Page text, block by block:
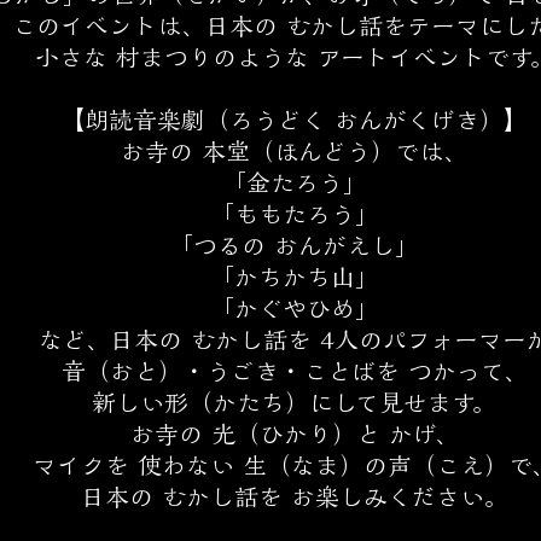
このイベントは、日本の むかし話をテーマにし
小さな 村まつりのような アートイベントです。
【朗読音楽劇（ろうどく おんがくげき）】
お寺の 本堂（ほんどう）では、
「金たろう」
「ももたろう」
「つるの おんがえし」
「かちかち山」
「かぐやひめ」
など、日本の むかし話を 4人のパフォーマー
音（おと）・うごき・ことばを つかって、
新しい形（かたち）にして見せます。
お寺の 光（ひかり）と かげ、
マイクを 使わない 生（なま）の声（こえ）で
日本の むかし話を お楽しみください。